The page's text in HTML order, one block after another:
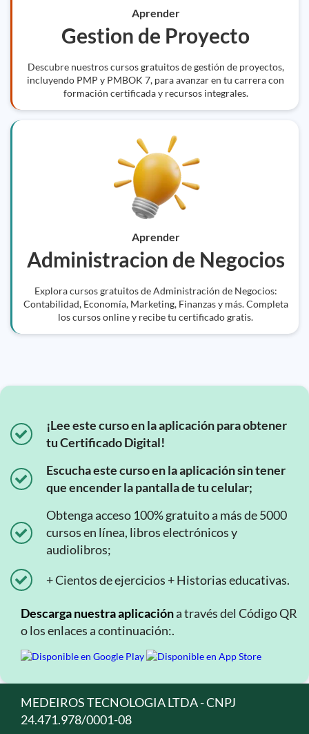
Aprender
Gestion de Proyecto
Descubre nuestros cursos gratuitos de gestión de proyectos,
incluyendo PMP y PMBOK 7, para avanzar en tu carrera con
formación certificada y recursos integrales.
Aprender
Administracion de Negocios
Explora cursos gratuitos de Administración de Negocios:
Contabilidad, Economía, Marketing, Finanzas y más. Completa
los cursos online y recibe tu certificado gratis.
¡Lee este curso en la aplicación para obtener
tu Certificado Digital!
Escucha este curso en la aplicación sin tener
que encender la pantalla de tu celular;
Obtenga acceso 100% gratuito a más de 5000
cursos en línea, libros electrónicos y
audiolibros;
+ Cientos de ejercicios + Historias educativas.
Descarga nuestra aplicacióna través del Código QR
o los enlaces a continuación:.
MEDEIROS TECNOLOGIA LTDA - CNPJ
24.471.978/0001-08